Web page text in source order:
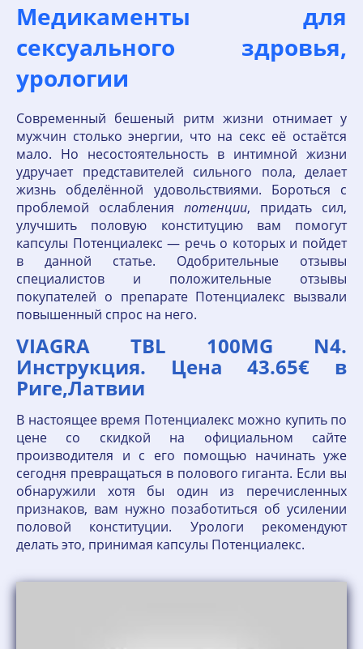
Медикаменты для
сексуального здровья,
урологии
Современный бешеный ритм жизни отнимает у
мужчин столько энергии, что на секс её остаётся
мало. Но несостоятельность в интимной жизни
удручает представителей сильного пола, делает
жизнь обделённой удовольствиями. Бороться с
проблемой ослабления потенции, придать сил,
улучшить половую конституцию вам помогут
капсулы Потенциалекс — речь о которых и пойдет
в данной статье. Одобрительные отзывы
специалистов и положительные отзывы
покупателей о препарате Потенциалекс вызвали
повышенный спрос на него.
VIAGRA TBL 100MG N4.
Инструкция. Цена 43.65€ в
Риге,Латвии
В настоящее время Потенциалекс можно купить по
цене со скидкой на официальном сайте
производителя и с его помощью начинать уже
сегодня превращаться в полового гиганта. Если вы
обнаружили хотя бы один из перечисленных
признаков, вам нужно позаботиться об усилении
половой конституции. Урологи рекомендуют
делать это, принимая капсулы Потенциалекс.